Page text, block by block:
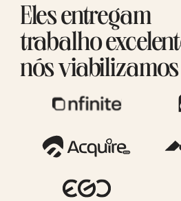
Eles entregam
trabalho
nós